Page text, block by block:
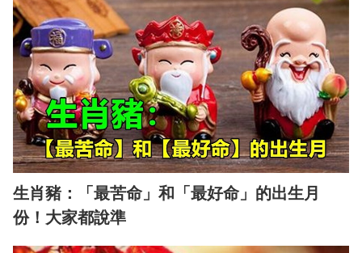
生肖豬：「最苦命」和「最好命」的出生月
份！大家都說準